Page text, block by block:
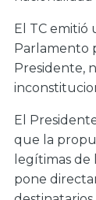
El TC emitió
Parlamento
Presidente,
El
que la
legítimas de
pone